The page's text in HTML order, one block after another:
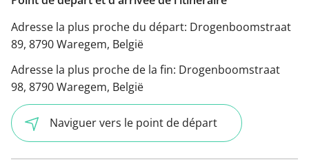
Adresse la plus proche du départ: Drogenboomstraat
89, 8790 Waregem, België
Adresse la plus proche de la fin: Drogenboomstraat
98, 8790 Waregem, België
Naviguer vers le point de départ